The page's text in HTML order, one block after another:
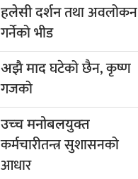
हलेसी दर्शनतथा अवलोकन
गर्नेको भीड
अझै मादघटेको छैन, कृष्ण
गजको
उच्च मनोबलयुक्त
कर्मचारीतन्त्र सुशासनको
आधार